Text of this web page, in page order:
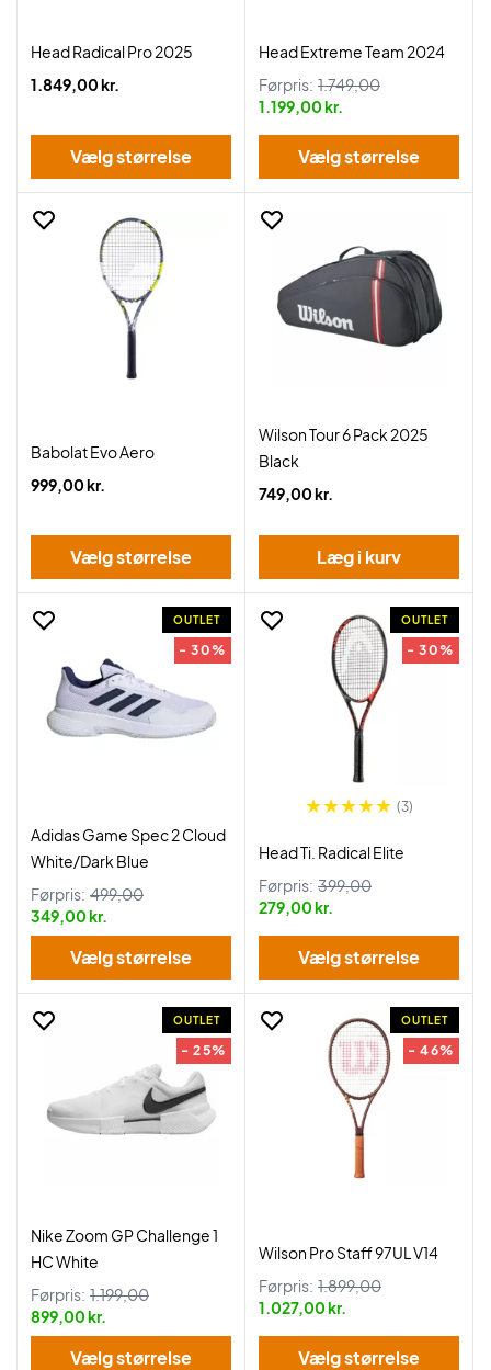
Head Radical Pro 2025
1.849,00 kr.
Vælg størrelse
Head Extreme Team 2024
Førpris: 1.749,00
1.199,00 kr.
Vælg størrelse
Babolat Evo Aero
999,00 kr.
Vælg størrelse
Wilson Tour 6 Pack 2025
Black
749,00 kr.
Læg i kurv
OUTLET
- 30%
Adidas Game Spec 2 Cloud
White/Dark Blue
Førpris: 499,00
349,00 kr.
Vælg størrelse
OUTLET
- 30%
(3)
Head Ti. Radical Elite
Førpris: 399,00
279,00 kr.
Vælg størrelse
OUTLET
- 25%
Nike Zoom GP Challenge 1
HC White
Førpris: 1.199,00
899,00 kr.
Vælg størrelse
OUTLET
- 46%
Wilson Pro Staff 97UL V14
Førpris: 1.899,00
1.027,00 kr.
Vælg størrelse